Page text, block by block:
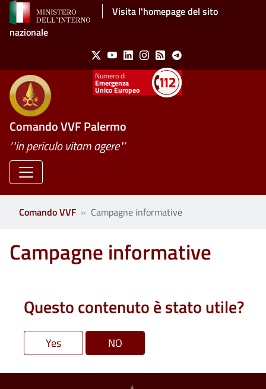
Salta al contenuto principaleVisita l'homepage del sito
nazionale
Social Menu
X YoutubeLinkedinInstagram
Feed Telegram
Emergenza
Unico Europeo
Comando VVF Palermo
’"in periculo vitam agere"’
Comando VVF Campagne informative
Campagne informative
Questo contenuto è stato utile?